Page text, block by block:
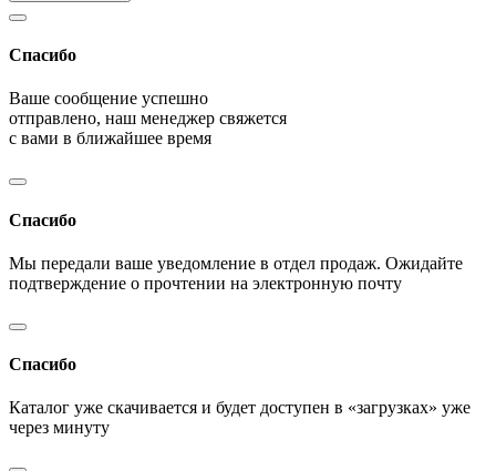
Спасибо
Ваше сообщение успешно
отправлено, наш менеджер свяжется
с вами в ближайшее время
Спасибо
Мы передали ваше уведомление в отдел продаж. Ожидайте
подтверждение о прочтении на электронную почту
Спасибо
Каталог уже скачивается и будет доступен в «загрузках» уже
через минуту